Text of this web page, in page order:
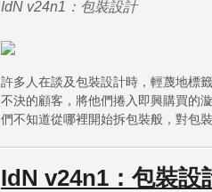
IdN v24n1：包裝設計
許多人在談及包裝設計時，輕蔑地標
不決的顧客，將他們捲入即興購買的
們不知道從哪裡開始拆包裝般，對包
IdN v24n1：包裝設